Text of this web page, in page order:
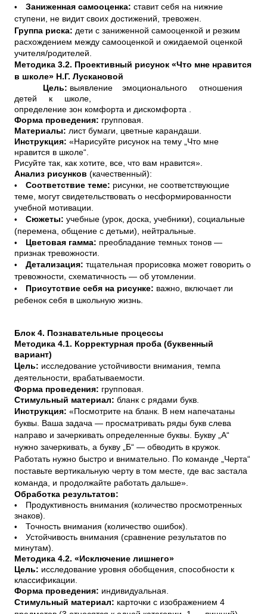
•
Заниженная самооценка: ставит себя на нижние
ступени, не видит своих достижений, тревожен.
Группа риска: дети с заниженной самооценкой и резким
расхождением между самооценкой и ожидаемой оценкой
учителя/родителей.
Методика 3.2. Проективный рисунок «Что мне нравится
в школе» Н.Г. Лускановой
Цель: выявление эмоционального отношения
детей к школе,
определение зон комфорта и дискомфорта .
Форма проведения: групповая.
Материалы: лист бумаги, цветные карандаши.
Инструкция: «Нарисуйте рисунок на тему „Что мне
нравится в школе“.
Рисуйте так, как хотите, все, что вам нравится».
Анализ рисунков (качественный):
•
Соответствие теме: рисунки, не соответствующие
теме, могут свидетельствовать о несформированности
учебной мотивации.
•
Сюжеты: учебные (урок, доска, учебники), социальные
(перемена, общение с детьми), нейтральные.
•
Цветовая гамма: преобладание темных тонов —
признак тревожности.
•
Детализация: тщательная прорисовка может говорить о
тревожности, схематичность — об утомлении.
•
Присутствие себя на рисунке: важно, включает ли
ребенок себя в школьную жизнь.
Блок 4. Познавательные процессы
Методика 4.1. Корректурная проба (буквенный
вариант)
Цель: исследование устойчивости внимания, темпа
деятельности, врабатываемости.
Форма проведения: групповая.
Стимульный материал: бланк с рядами букв.
Инструкция: «Посмотрите на бланк. В нем напечатаны
буквы. Ваша задача — просматривать ряды букв слева
направо и зачеркивать определенные буквы. Букву „А“
нужно зачеркивать, а букву „Б“ — обводить в кружок.
Работать нужно быстро и внимательно. По команде „Черта“
поставьте вертикальную черту в том месте, где вас застала
команда, и продолжайте работать дальше».
Обработка результатов:
•
Продуктивность внимания (количество просмотренных
знаков).
•
Точность внимания (количество ошибок).
•
Устойчивость внимания (сравнение результатов по
минутам).
Методика 4.2. «Исключение лишнего»
Цель: исследование уровня обобщения, способности к
классификации.
Форма проведения: индивидуальная.
Стимульный материал: карточки с изображением 4